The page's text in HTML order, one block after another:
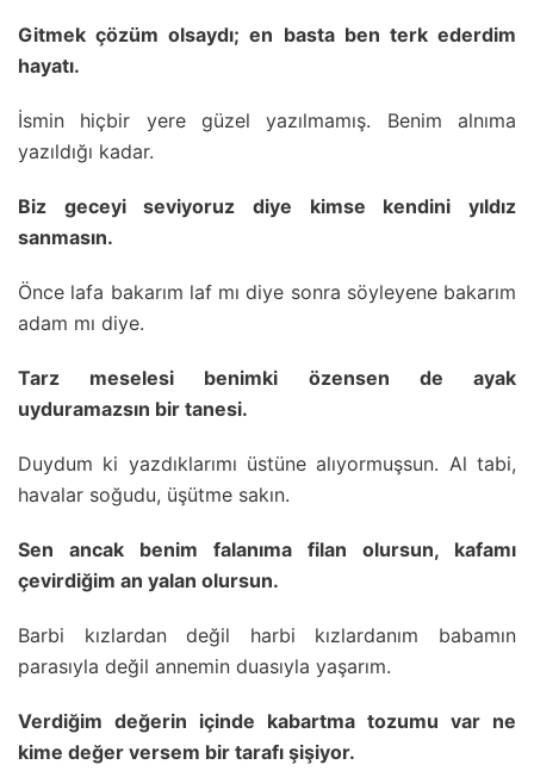
Gitmek çözüm olsaydı; en basta ben terk ederdim
hayatı.
İsmin hiçbir yere güzel yazılmamış. Benim alnıma
yazıldığı kadar.
Biz geceyi seviyoruz diye kimse kendini yıldız
sanmasın.
Önce lafa bakarım laf mı diye sonra söyleyene bakarım
adam mı diye.
Tarz meselesi benimki özensen de ayak
uyduramazsın bir tanesi.
Duydum ki yazdıklarımı üstüne alıyormuşsun. Al tabi,
havalar soğudu, üşütme sakın.
Sen ancak benim falanıma filan olursun, kafamı
çevirdiğim an yalan olursun.
Barbi kızlardan değil harbi kızlardanım babamın
parasıyla değil annemin duasıyla yaşarım.
Verdiğim değerin içinde kabartma tozumu var ne
kime değer versem bir tarafı şişiyor.